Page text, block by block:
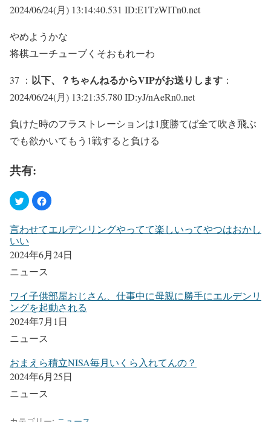
2024/06/24(月) 13:14:40.531 ID:E1TzWITn0.net
やめようかな
将棋ユーチューブくそおもれーわ
37 ： 以下、？ちゃんねるからVIPがお送りします ：
2024/06/24(月) 13:21:35.780 ID:yJ/nAeRn0.net
負けた時のフラストレーションは1度勝てば全て吹き飛ぶ
でも欲かいてもう1戦すると負ける
共有:
言わせてエルデンリングやってて楽しいってやつはおかし
いい
2024年6月24日
ニュース
ワイ子供部屋おじさん、仕事中に母親に勝手にエルデンリ
ングを起動される
2024年7月1日
ニュース
おまえら積立NISA毎月いくら入れてんの？
2024年6月25日
ニュース